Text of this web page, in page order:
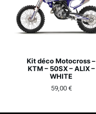
Kit déco Motocross –
KTM – 50SX – ALIX –
WHITE
59,00 €